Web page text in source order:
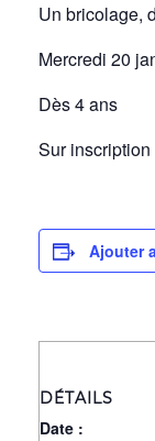
Un bricolage,
Mercredi 20
Dès 4 ans
Sur
Ajouter
DÉTAILS
Date :